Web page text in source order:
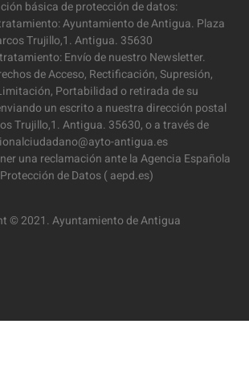
básica de protección de datos:
Ayuntamiento de Antigua. Plaza
Trujillo,1. Antigua. 35630
Envío de nuestro Newsletter.
de Acceso, Rectificación, Supresión,
Portabilidad o retirada de su
un escrito a nuestra dirección postal
Trujillo,1. Antigua. 35630, o a través de
antigua.es
una reclamación ante la Agencia Española
de Datos ( aepd.es)
© 2021. Ayuntamiento de Antigua